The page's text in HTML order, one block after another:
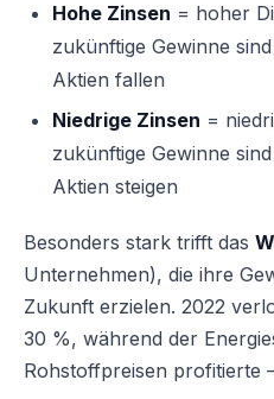
Hohe Zinsen = hoher
zukünftige Gewinne
Aktien fallen
Niedrige Zinsen =
zukünftige Gewinne
Aktien steigen
Besonders stark trifft das
Unternehmen), die ihre
Zukunft erzielen. 2022
30 %, während der
Rohstoffpreisen profitierte